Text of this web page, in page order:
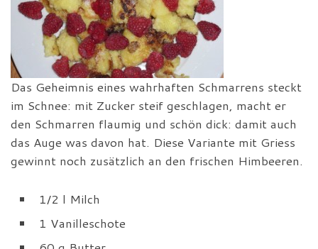
Das Geheimnis eines wahrhaften Schmarrens steckt
im Schnee: mit Zucker steif geschlagen, macht er
den Schmarren flaumig und schön dick: damit auch
das Auge was davon hat. Diese Variante mit Griess
gewinnt noch zusätzlich an den frischen Himbeeren.
1/2 l Milch
1 Vanilleschote